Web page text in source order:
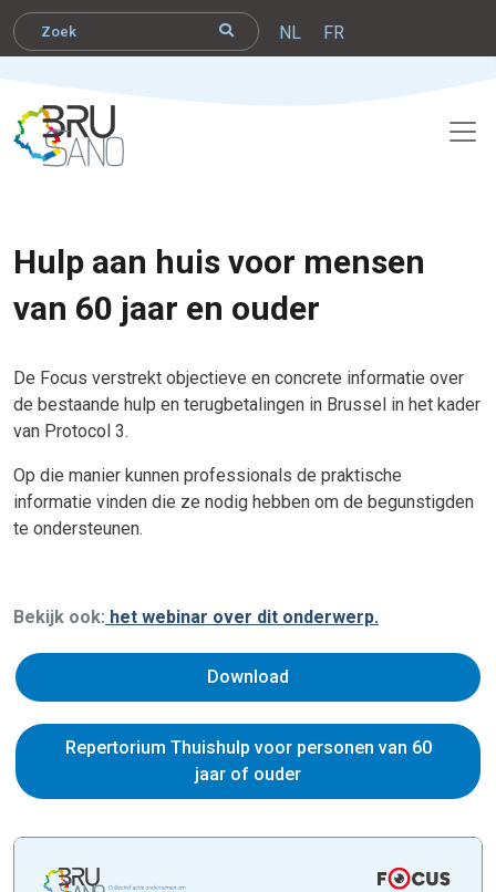
NL FR
Hulp aan huis voor mensen
van 60 jaar en ouder
De Focus verstrekt objectieve en concrete informatie over
de bestaande hulp en terugbetalingen in Brussel in het kader
van Protocol 3.
Op die manier kunnen professionals de praktische
informatie vinden die ze nodig hebben om de begunstigden
te ondersteunen.
Bekijk ook: het webinar over dit onderwerp.
Download
Repertorium Thuishulp voor personen van 60
jaar of ouder